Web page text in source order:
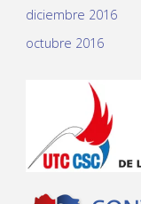
diciembre 2016
octubre 2016